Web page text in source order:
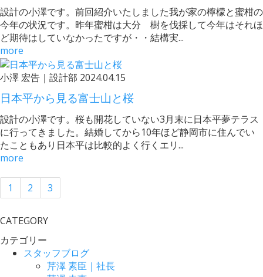
設計の小澤です。前回紹介いたしました我が家の檸檬と蜜柑の
今年の状況です。昨年蜜柑は大分 樹を伐採して今年はそれほ
ど期待はしていなかったですが・・結構実...
more
小澤 宏告｜設計部 2024.04.15
日本平から見る富士山と桜
設計の小澤です。桜も開花していない3月末に日本平夢テラス
に行ってきました。結婚してから10年ほど静岡市に住んでい
たこともあり日本平は比較的よく行くエリ...
more
1 2 3
CATEGORY
カテゴリー
スタッフブログ
芹澤 素臣｜社長